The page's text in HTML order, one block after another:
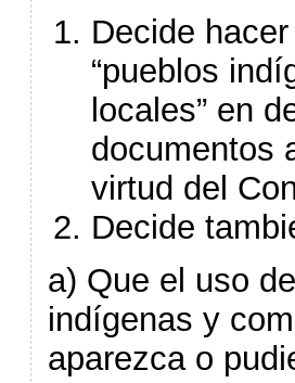
Decide
“pueblos
locales” en
documentos
virtud del
Decide
a) Que el uso
indígenas y
aparezca o